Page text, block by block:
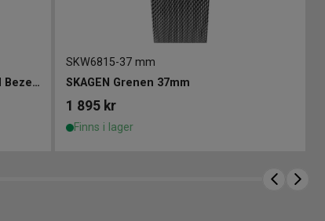
TISSOT Gentleman Automatic Gold Bezel 40mm
SKW6815-37 mm
SKAGEN Grenen 37mm
1 895 kr
Finns i lager